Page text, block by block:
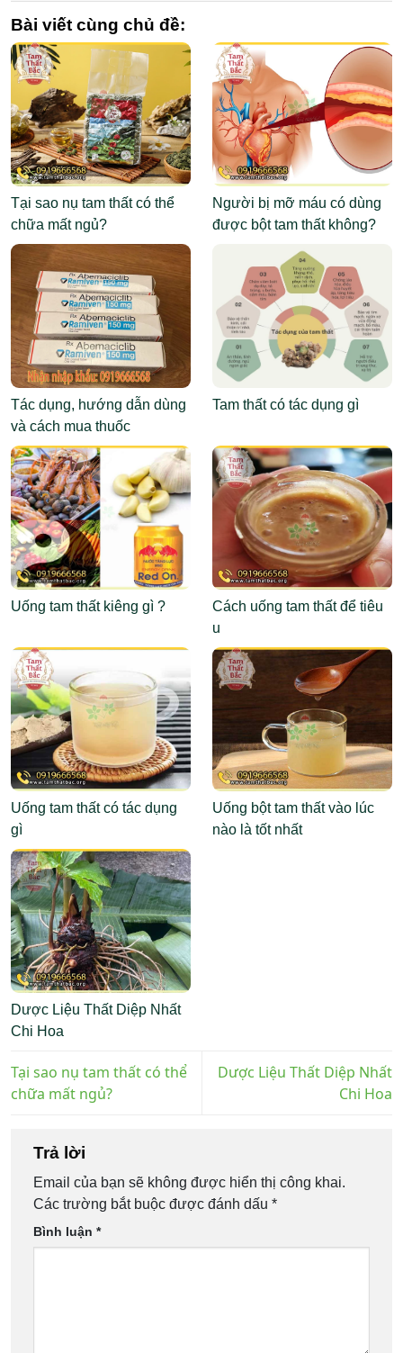
Bài viết cùng chủ đề:
Tại sao nụ tam thất có thể
chữa mất ngủ?
Người bị mỡ máu có dùng
được bột tam thất không?
Tác dụng, hướng dẫn dùng
và cách mua thuốc
Abemaciclib
Tam thất có tác dụng gì
Uống tam thất kiêng gì ?
Cách uống tam thất để tiêu
u
Uống tam thất có tác dụng
gì
Uống bột tam thất vào lúc
nào là tốt nhất
Dược Liệu Thất Diệp Nhất
Chi Hoa
Tại sao nụ tam thất có thể
chữa mất ngủ?
Dược Liệu Thất Diệp Nhất
Chi Hoa
Trả lời
Email của bạn sẽ không được hiển thị công khai.
Các trường bắt buộc được đánh dấu *
Bình luận *